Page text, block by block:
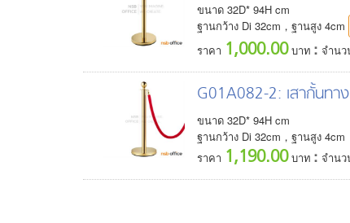
ขนาด 32D* 94H cm
ฐานกว้าง Di 32cm，ฐานสูง 4cm
ราคา 1,000.00บาท : จำนว
G01A082-2: เสากั้นท
ขนาด 32D* 94H cm
ฐานกว้าง Di 32cm，ฐานสูง 4cm
ราคา 1,190.00บาท : จำนว